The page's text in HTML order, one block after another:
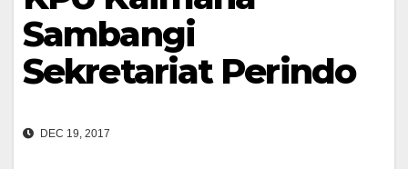
Sambangi
Sekretariat Perindo
DEC 19, 2017